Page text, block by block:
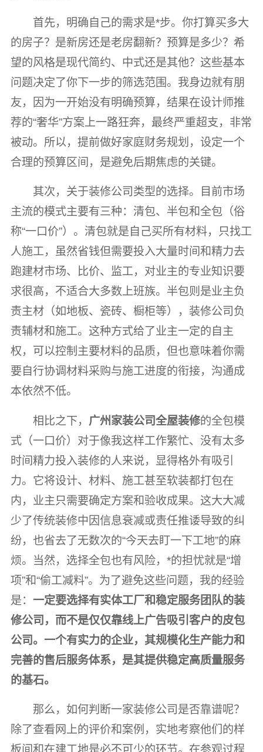
首先，明确自己的需求是*步。你打算买多大
的房子？是新房还是老房翻新？预算是多少？希
望的风格是现代简约、中式还是其他？这些基本
问题决定了你下一步的筛选范围。我身边就有朋
友，因为一开始没有明确预算，结果在设计师推
荐的“奢华”方案上一路狂奔，最终严重超支，非常
被动。所以，提前做好家庭财务规划，设定一个
合理的预算区间，是避免后期焦虑的关键。
其次，关于装修公司类型的选择。目前市场
主流的模式主要有三种：清包、半包和全包（俗
称“一口价”）。清包就是自己买所有材料，只找工
人施工，虽然省钱但需要投入大量时间和精力去
跑建材市场、比价、监工，对业主的专业知识要
求很高，不适合大多数上班族。半包则是业主负
责主材（如地板、瓷砖、橱柜等），装修公司负
责辅材和施工。这种方式给了业主一定的自主
权，可以控制主要材料的品质，但也意味着你需
要自行协调材料采购与施工进度的衔接，沟通成
本依然不低。
相比之下， 广州家装公司全屋装修的全包模
式（一口价）对于像我这样工作繁忙、没有太多
时间精力投入装修的人来说，显得格外有吸引
力。它将设计、材料、施工甚至软装都打包在
内，业主只需要确定方案和验收成果。这大大减
少了传统装修中因信息衰减或责任推诿导致的纠
纷，也省去了无数次的“今天去盯一下工地”的麻
烦。当然，选择全包也有风险，*的担忧就是“增
项”和“偷工减料”。为了避免这些问题，我的经验
是： 一定要选择有实体工厂和稳定服务团队的装
修公司，而不是仅仅靠线上广告吸引客户的皮包
公司。一个有实力的企业，其规模化生产能力和
完善的售后服务体系，是其提供稳定高质量服务
的基石。
那么，如何判断一家装修公司是否靠谱呢？
除了查看网上的评价和案例，实地考察他们的样
板间和在建工地是必不可少的环节。在参观过程